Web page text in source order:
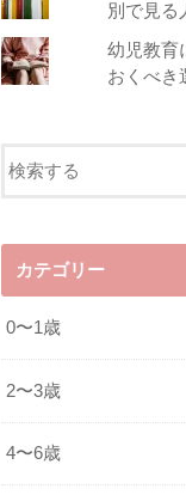
別で見る
幼児教育
おくべき
カテゴリー
0〜1歳
2〜3歳
4〜6歳